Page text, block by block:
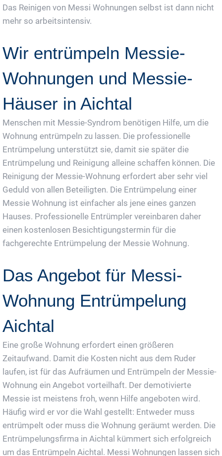
Das Reinigen von Messi Wohnungen selbst ist dann nicht
mehr so arbeitsintensiv.
Wir entrümpeln Messie-
Wohnungen und Messie-
Häuser in Aichtal
Menschen mit Messie-Syndrom benötigen Hilfe, um die
Wohnung entrümpeln zu lassen. Die professionelle
Entrümpelung unterstützt sie, damit sie später die
Entrümpelung und Reinigung alleine schaffen können. Die
Reinigung der Messie-Wohnung erfordert aber sehr viel
Geduld von allen Beteiligten. Die Entrümpelung einer
Messie Wohnung ist einfacher als jene eines ganzen
Hauses. Professionelle Entrümpler vereinbaren daher
einen kostenlosen Besichtigungstermin für die
fachgerechte Entrümpelung der Messie Wohnung.
Das Angebot für Messi-
Wohnung Entrümpelung
Aichtal
Eine große Wohnung erfordert einen größeren
Zeitaufwand. Damit die Kosten nicht aus dem Ruder
laufen, ist für das Aufräumen und Entrümpeln der Messie-
Wohnung ein Angebot vorteilhaft. Der demotivierte
Messie ist meistens froh, wenn Hilfe angeboten wird.
Häufig wird er vor die Wahl gestellt: Entweder muss
entrümpelt oder muss die Wohnung geräumt werden. Die
Entrümpelungsfirma in Aichtal kümmert sich erfolgreich
um das Entrümpeln Aichtal. Messi Wohnungen lassen sich